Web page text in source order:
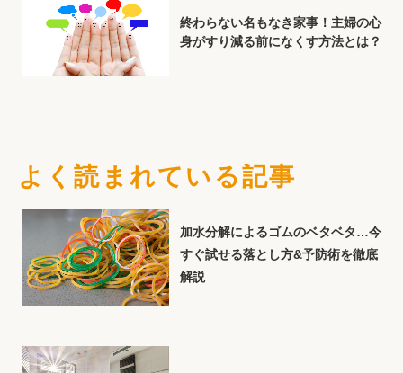
終わらない名もなき家事！主婦の心
身がすり減る前になくす方法とは？
よく読まれている記事
加水分解によるゴムのベタベタ…今
すぐ試せる落とし方&予防術を徹底
解説